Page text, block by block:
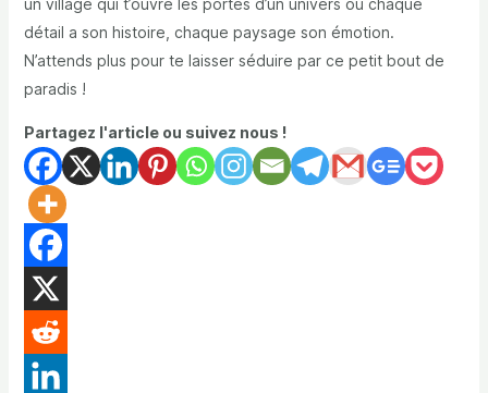
un village qui t’ouvre les portes d’un univers où chaque
détail a son histoire, chaque paysage son émotion.
N’attends plus pour te laisser séduire par ce petit bout de
paradis !
Partagez l'article ou suivez nous !